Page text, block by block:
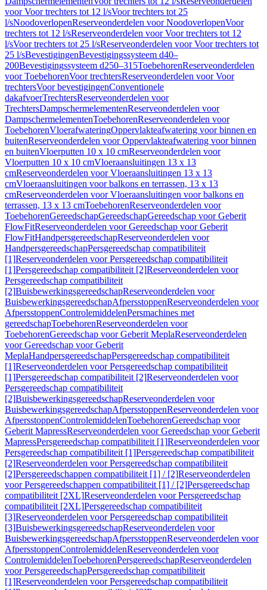
voor Voor trechters tot 12 l/sVoor trechters tot 25
l/sNoodoverlopenReserveonderdelen voor NoodoverlopenVoor
trechters tot 12 l/sReserveonderdelen voor Voor trechters tot 12
l/sVoor trechters tot 25 l/sReserveonderdelen voor Voor trechters tot
25 l/sBevestigingenBevestigingssysteem d40–
200Bevestigingssysteem d250–315ToebehorenReserveonderdelen
voor ToebehorenVoor trechtersReserveonderdelen voor Voor
trechtersVoor bevestigingenConventionele
dakafvoerTrechtersReserveonderdelen voor
TrechtersDampschermelementenReserveonderdelen voor
DampschermelementenToebehorenReserveonderdelen voor
ToebehorenVloerafwateringOppervlakteafwatering voor binnen en
buitenReserveonderdelen voor Oppervlakteafwatering voor binnen
en buitenVloerputten 10 x 10 cmReserveonderdelen voor
Vloerputten 10 x 10 cmVloeraansluitingen 13 x 13
cmReserveonderdelen voor Vloeraansluitingen 13 x 13
cmVloeraansluitingen voor balkons en terrassen, 13 x 13
cmReserveonderdelen voor Vloeraansluitingen voor balkons en
terrassen, 13 x 13 cmToebehorenReserveonderdelen voor
ToebehorenGereedschapGereedschapGereedschap voor Geberit
FlowFitReserveonderdelen voor Gereedschap voor Geberit
FlowFitHandpersgereedschapReserveonderdelen voor
HandpersgereedschapPersgereedschap compatibiliteit
[1]Reserveonderdelen voor Persgereedschap compatibiliteit
[1]Persgereedschap compatibiliteit [2]Reserveonderdelen voor
Persgereedschap compatibiliteit
[2]BuisbewerkingsgereedschapReserveonderdelen voor
BuisbewerkingsgereedschapAfpersstoppenReserveonderdelen voor
AfpersstoppenControlemiddelenPersmachines met
gereedschapToebehorenReserveonderdelen voor
ToebehorenGereedschap voor Geberit MeplaReserveonderdelen
voor Gereedschap voor Geberit
MeplaHandpersgereedschapPersgereedschap compatibiliteit
[1]Reserveonderdelen voor Persgereedschap compatibiliteit
[1]Persgereedschap compatibiliteit [2]Reserveonderdelen voor
Persgereedschap compatibiliteit
[2]BuisbewerkingsgereedschapReserveonderdelen voor
BuisbewerkingsgereedschapAfpersstoppenReserveonderdelen voor
AfpersstoppenControlemiddelenToebehorenGereedschap voor
Geberit MapressReserveonderdelen voor Gereedschap voor Geberit
MapressPersgereedschap compatibiliteit [1]Reserveonderdelen voor
Persgereedschap compatibiliteit [1]Persgereedschap compatibiliteit
[2]Reserveonderdelen voor Persgereedschap compatibiliteit
[2]Persgereedschappen compatibiliteit [1] / [2]Reserveonderdelen
voor Persgereedschappen compatibiliteit [1] / [2]Persgereedschap
compatibiliteit [2XL]Reserveonderdelen voor Persgereedschap
compatibiliteit [2XL]Persgereedschap compatibiliteit
[3]Reserveonderdelen voor Persgereedschap compatibiliteit
[3]BuisbewerkingsgereedschapReserveonderdelen voor
BuisbewerkingsgereedschapAfpersstoppenReserveonderdelen voor
AfpersstoppenControlemiddelenReserveonderdelen voor
ControlemiddelenToebehorenPersgereedschapReserveonderdelen
voor PersgereedschapPersgereedschap compatibiliteit
[1]Reserveonderdelen voor Persgereedschap compatibiliteit